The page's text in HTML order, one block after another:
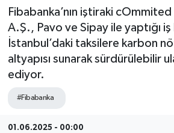
Fibabanka’nın iştiraki cOmmited
A.Ş., Pavo ve Sipay ile yaptığı
İstanbul’daki taksilere karbon
altyapısı sunarak sürdürülebilir
ediyor.
#Fibabanka
01.06.2025 - 00:00
KAPAK
OSB
SEKTÖR
ŞİRKET PANO